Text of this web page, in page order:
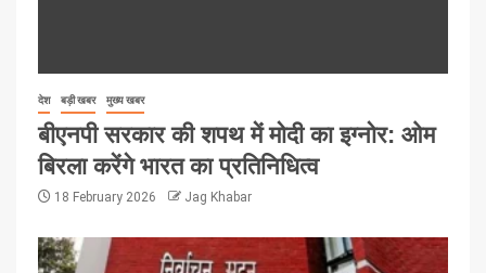
देश बड़ी खबर मुख्य खबर
बीएनपी सरकार की शपथ में मोदी का इग्नोर: ओम
बिरला करेंगे भारत का प्रतिनिधित्व
18 February 2026 Jag Khabar